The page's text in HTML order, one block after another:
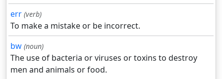
err (verb)
To make a mistake or be incorrect.
bw (noun)
The use of bacteria or viruses or toxins to destroy
men and animals or food.